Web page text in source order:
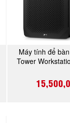
Máy tính để
Tower
SSD/Linux/
MUA